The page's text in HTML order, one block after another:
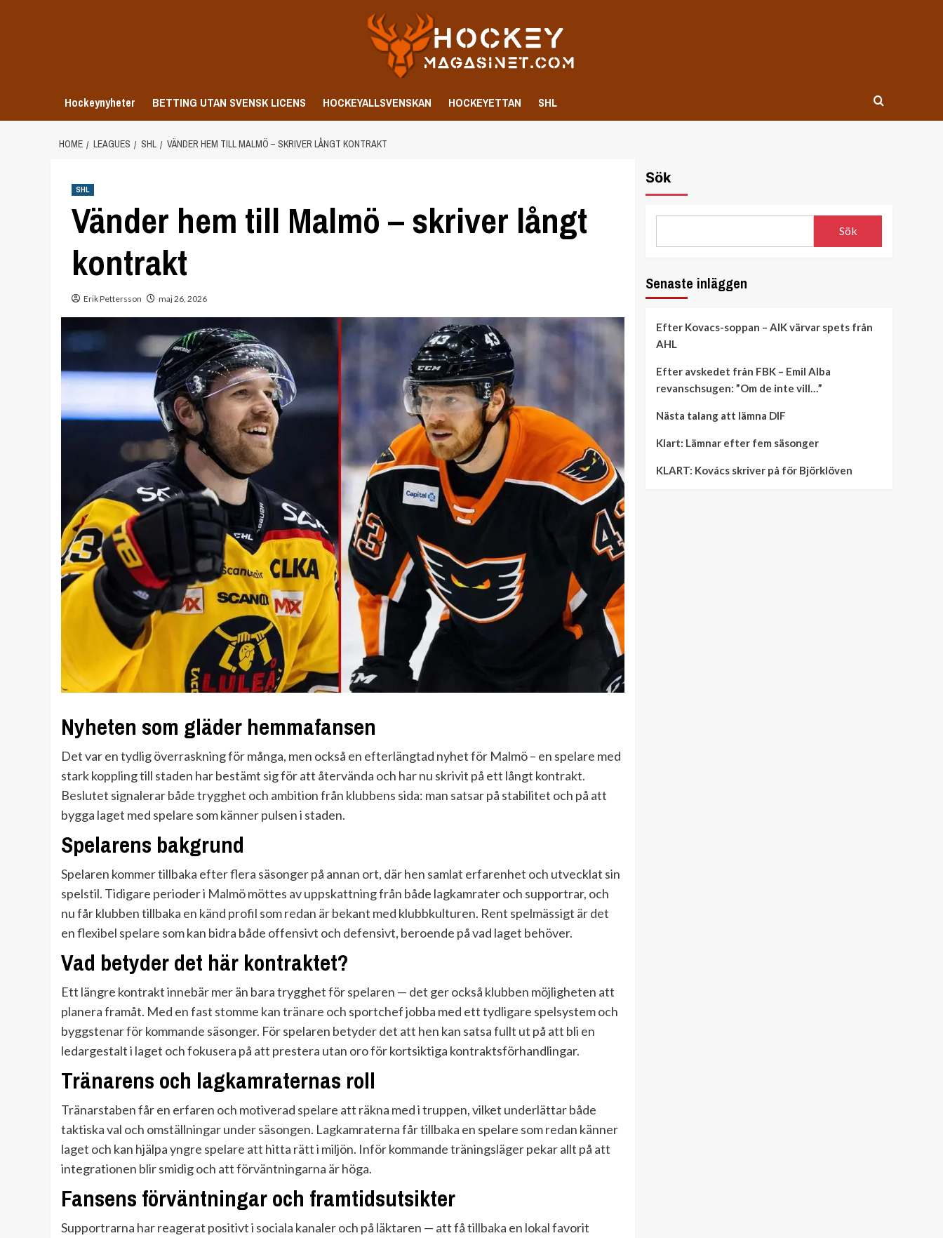
Hockeynyheter BETTING UTAN SVENSK LICENS HOCKEYALLSVENSKAN HOCKEYETTAN SHL
HOME LEAGUES SHL VÄNDER HEM TILL MALMÖ – SKRIVER LÅNGT KONTRAKT
SHL
Vänder hem till Malmö – skriver långt
kontrakt
Erik Pettersson maj 26, 2026
Nyheten som gläder hemmafansen
Det var en tydlig överraskning för många, men också en efterlängtad nyhet för Malmö – en spelare med
stark koppling till staden har bestämt sig för att återvända och har nu skrivit på ett långt kontrakt.
Beslutet signalerar både trygghet och ambition från klubbens sida: man satsar på stabilitet och på att
bygga laget med spelare som känner pulsen i staden.
Spelarens bakgrund
Spelaren kommer tillbaka efter flera säsonger på annan ort, där hen samlat erfarenhet och utvecklat sin
spelstil. Tidigare perioder i Malmö möttes av uppskattning från både lagkamrater och supportrar, och
nu får klubben tillbaka en känd profil som redan är bekant med klubbkulturen. Rent spelmässigt är det
en flexibel spelare som kan bidra både offensivt och defensivt, beroende på vad laget behöver.
Vad betyder det här kontraktet?
Ett längre kontrakt innebär mer än bara trygghet för spelaren — det ger också klubben möjligheten att
planera framåt. Med en fast stomme kan tränare och sportchef jobba med ett tydligare spelsystem och
byggstenar för kommande säsonger. För spelaren betyder det att hen kan satsa fullt ut på att bli en
ledargestalt i laget och fokusera på att prestera utan oro för kortsiktiga kontraktsförhandlingar.
Tränarens och lagkamraternas roll
Tränarstaben får en erfaren och motiverad spelare att räkna med i truppen, vilket underlättar både
taktiska val och omställningar under säsongen. Lagkamraterna får tillbaka en spelare som redan känner
laget och kan hjälpa yngre spelare att hitta rätt i miljön. Inför kommande träningsläger pekar allt på att
integrationen blir smidig och att förväntningarna är höga.
Fansens förväntningar och framtidsutsikter
Supportrarna har reagerat positivt i sociala kanaler och på läktaren — att få tillbaka en lokal favorit
Sök
Sök
Senaste inläggen
Efter Kovacs-soppan – AIK värvar spets från
AHL
Efter avskedet från FBK – Emil Alba
revanschsugen: ”Om de inte vill…”
Nästa talang att lämna DIF
Klart: Lämnar efter fem säsonger
KLART: Kovács skriver på för Björklöven